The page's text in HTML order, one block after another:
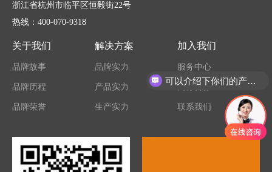
浙江省杭州市临平区恒毅街22号
热线：400-070-9318
关于我们
品牌故事
品牌历程
品牌荣誉
解决方案
品牌实力
产品实力
生产实力
加入我们
服务中心
商务合作
联系我们
可以介绍下你们的产品么